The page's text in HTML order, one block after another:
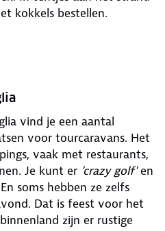
kokkels bestellen.
vind je een aantal
voor tourcaravans. Het
vaak met restaurants,
Je kunt er 'crazy golf'en
soms hebben ze zelfs
Dat is feest voor het
zijn er rustige